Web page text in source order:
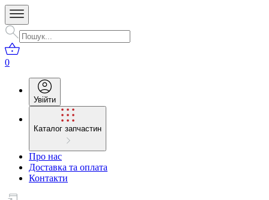
0
Увійти
Каталог запчастин
Про нас
Доставка та оплата
Контакти